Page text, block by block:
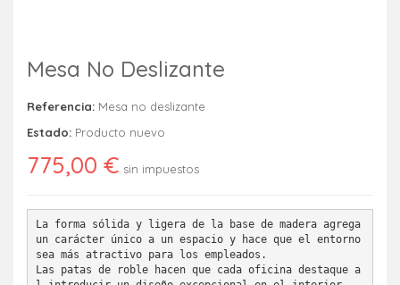
Mesa No Deslizante
Referencia: Mesa no deslizante
Estado: Producto nuevo
775,00 € sin impuestos
La forma sólida y ligera de la base de madera agrega
un carácter único a un espacio y hace que el entorno
sea más atractivo para los empleados.
Las patas de roble hacen que cada oficina destaque a